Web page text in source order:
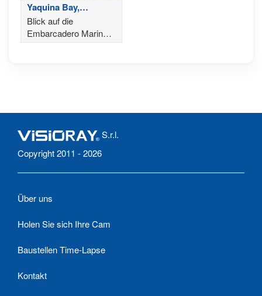
Yaquina Bay,
Newport - Oregon
Coast
Blick auf die
Embarcadero Marina
und die Bucht, Yaquina
S.r.l.
Copyright 2011 - 2026
Über uns
Holen Sie sich Ihre Cam
Baustellen Time-Lapse
Kontakt